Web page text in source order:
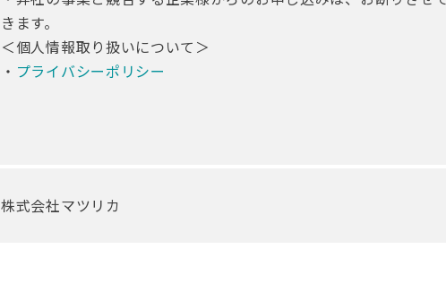
きます。
＜個人情報取り扱いについて＞
・ プライバシーポリシー
株式会社マツリカ